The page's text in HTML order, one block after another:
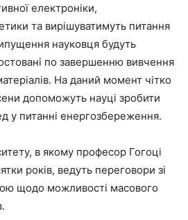
електроніки,
та вирішуватимуть питання
науковця будуть
по завершенню вивчення
На даний момент чітко
допоможуть науці зробити
у питанні енергозбереження.
в якому професор Гогоці
років, ведуть переговори зі
щодо можливості масового